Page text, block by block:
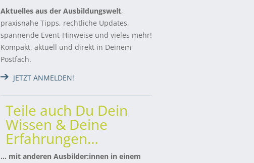
Aktuelles aus der Ausbildungswelt,
praxisnahe Tipps, rechtliche Updates,
spannende Event-Hinweise und vieles mehr!
Kompakt, aktuell und direkt in Deinem
Postfach.
JETZT ANMELDEN!
Teile auch Du Dein
Wissen & Deine
Erfahrungen…
… mit anderen Ausbilder:innen in einem